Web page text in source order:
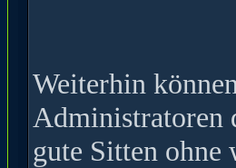
Weiterhin
Administratoren
gute Sitten ohne